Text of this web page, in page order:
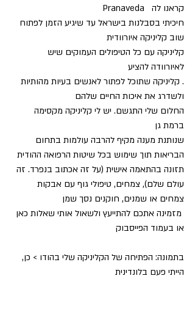
Pranaveda   קראנו לה
חיכיתי בסבלנות בישראל עד שיגיע הזמן לפתוח
שוב קליניקה איורוודית
קליניקה עם כל הטיפולים העמוקים שיש
לאיורוודה להציע
. קליניקה שתוכל לפתור לאנשים בעיות מהותיות
ולשדרג את איכות החיים שלהם
החלום שלי התגשם. יש לי קליניקה מקסימה
ברמת גן
שנותנת מענה מקיף להרבה עולמות בתחום
הבריאות תוך שימוש בכל שיטות הרפואה ההודית
תזונה בהתאמה אישית (על זה אכתוב בנפרד. זה
עולם שלם), צמחים, טיפולי גוף עם אבקות
צמחים או שמנים, חוקנים נסך שמן
מזמינה אתכם להתייעץ ולשאול אותי שאלות כאן
או בעמוד הפייסבוק
בתמונה: הפתיחה של הקליניקה שלי בהודו > כן,
הייתי פעם בלונדינית